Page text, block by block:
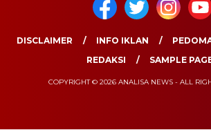
DISCLAIMER INFO IKLAN
REDAKSI
SAMPLE
COPYRIGHT © 2026 ANALISA NEWS - ALL